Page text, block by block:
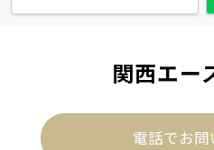
関西エー
電話でお